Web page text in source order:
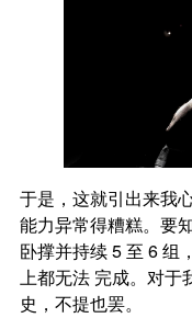
于是，这就引出来我
能力异常得糟糕。要
卧撑并持续5至 6组
上都无法 完成。对于
史，不提也罢。